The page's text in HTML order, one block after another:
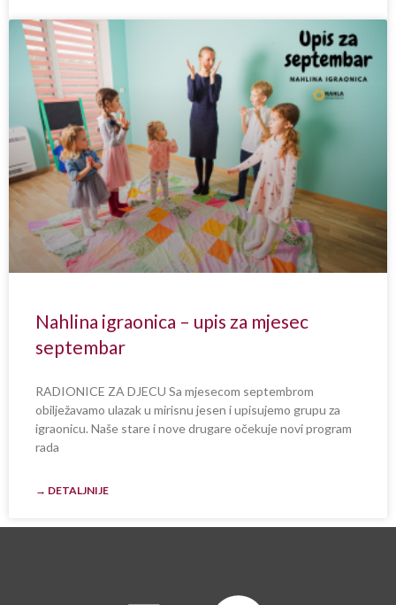
Nahlina igraonica – upis za mjesec
septembar
RADIONICE ZA DJECU Sa mjesecom septembrom
obilježavamo ulazak u mirisnu jesen i upisujemo grupu za
igraonicu. Naše stare i nove drugare očekuje novi program
rada
→ DETALJNIJE